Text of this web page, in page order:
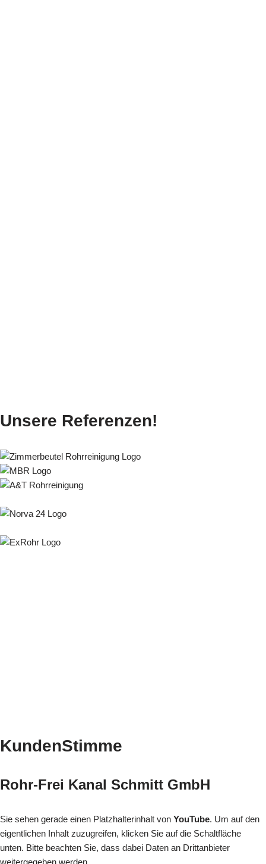
Unsere Referenzen!
KundenStimme
Rohr-Frei Kanal Schmitt GmbH
Sie sehen gerade einen Platzhalterinhalt von YouTube. Um auf den
eigentlichen Inhalt zuzugreifen, klicken Sie auf die Schaltfläche
unten. Bitte beachten Sie, dass dabei Daten an Drittanbieter
weitergegeben werden.